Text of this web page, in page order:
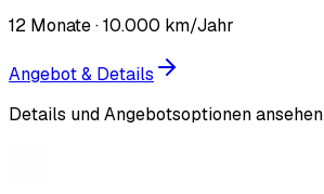
12 Monate ·10.000 km/Jahr
Angebot & Details
Details und Angebotsoptionen ansehen